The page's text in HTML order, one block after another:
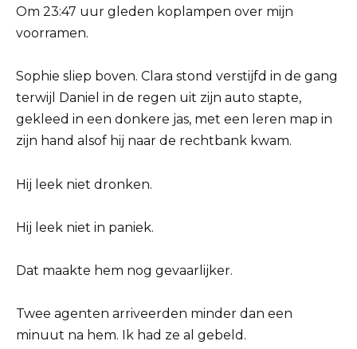
Om 23:47 uur gleden koplampen over mijn
voorramen.
Sophie sliep boven. Clara stond verstijfd in de gang
terwijl Daniel in de regen uit zijn auto stapte,
gekleed in een donkere jas, met een leren map in
zijn hand alsof hij naar de rechtbank kwam.
Hij leek niet dronken.
Hij leek niet in paniek.
Dat maakte hem nog gevaarlijker.
Twee agenten arriveerden minder dan een
minuut na hem. Ik had ze al gebeld.